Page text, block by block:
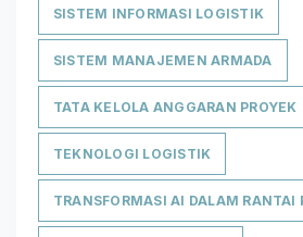
SISTEM INFORMASI LOGISTIK
SISTEM MANAJEMEN ARMADA
TATA KELOLA ANGGARAN PROYEK
TEKNOLOGI LOGISTIK
TRANSFORMASI AI DALAM RANTAI